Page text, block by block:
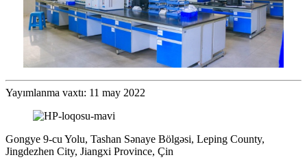
Yayımlanma vaxtı: 11 may 2022
Gongye 9-cu Yolu, Tashan Sənaye Bölgəsi, Leping County,
Jingdezhen City, Jiangxi Province, Çin